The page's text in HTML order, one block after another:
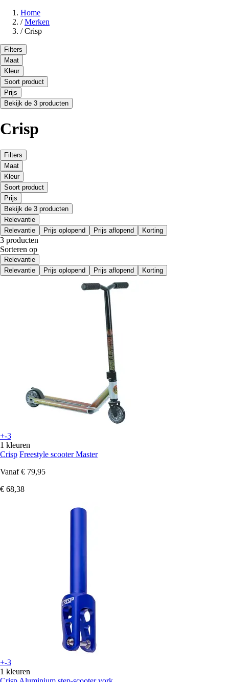
Home
/ Merken
/ Crisp
Filters
Maat
Kleur
Soort product
Prijs
Bekijk de 3 producten
Crisp
Filters
Maat
Kleur
Soort product
Prijs
Bekijk de 3 producten
Relevantie
Relevantie
Prijs oplopend Prijs aflopend Korting
3 producten
Sorteren op
Relevantie
Relevantie
Prijs oplopend Prijs aflopend Korting
+-3
1 kleuren
Crisp Freestyle scooter Master
Vanaf € 79,95
€ 68,38
+-3
1 kleuren